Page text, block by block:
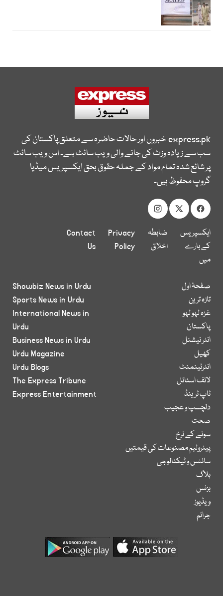
express.pkخبروں اور حالات حاضرہ سے متعلق پاکستان کی
سب سے زیادہ وزٹ کی جانے والی ویب سائٹ ہے۔ اس ویب سائٹ
پر شائع شدہ تمام مواد کے جملہ حقوق بحق ایکسپریس میڈیا
گروپ محفوظ ہیں۔
ایکسپریس
کے بارے
میں
ضابطہ
اخلاق
Privacy
Policy
Contact
Us
صفحۂ اول
تازہ ترین
غزہ لہو لہو
پاکستان
انٹر نیشنل
کھیل
انٹرٹینمنٹ
لائف اسٹائل
ٹاپ ٹرینڈ
دلچسپ و عجیب
صحت
سونے کے نرخ
پیٹرولیم مصنوعات کی قیمتیں
سائنس و ٹیکنالوجی
بلاگ
بزنس
ویڈیوز
جرائم
Showbiz News in Urdu
Sports News in Urdu
International News in
Urdu
Business News in Urdu
Urdu Magazine
Urdu Blogs
The Express Tribune
Express Entertainment